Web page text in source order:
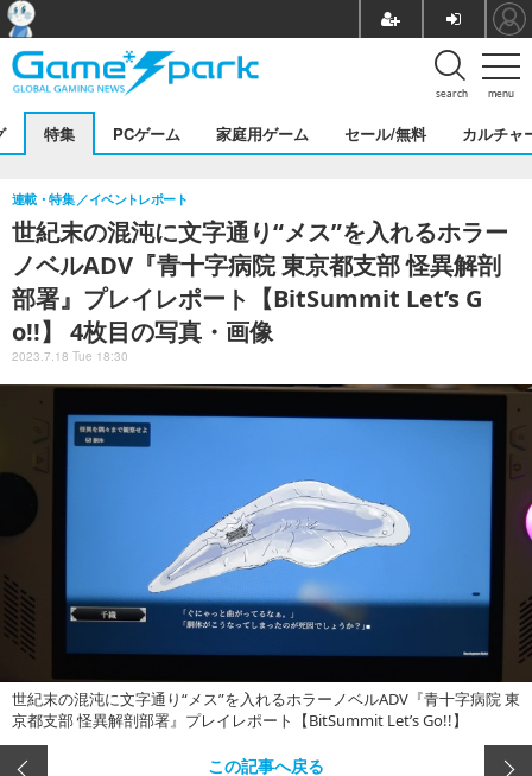
menu
search
特集 PCゲーム 家庭用ゲーム セール/無料 カルチャ
世紀末の混沌に文字通り“メス”を入れるホラー
ノベルADV『青十字病院 東京都支部 怪異解剖
部署』プレイレポート【BitSummit Let’s G
o!!】 4枚目の写真・画像
連載・特集 イベントレポート
2023.7.18 Tue 18:30
世紀末の混沌に文字通り“メス”を入れるホラーノベルADV『青十字病院 東
京都支部 怪異解剖部署』プレイレポート【BitSummit Let’s Go!!】
この記事へ戻る